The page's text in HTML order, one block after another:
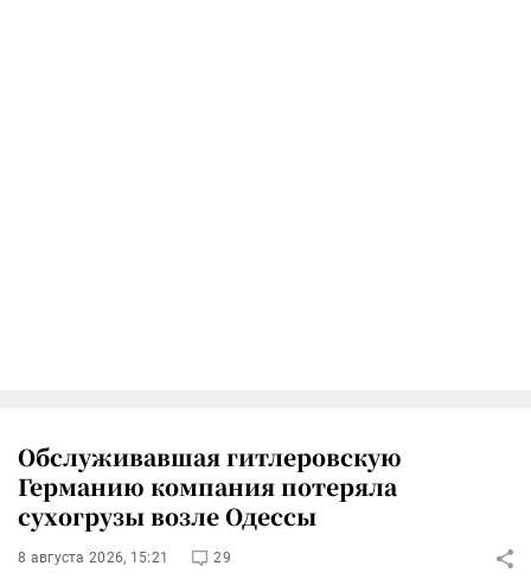
Обслуживавшая гитлеровскую
Германию компания потеряла
сухогрузы возле Одессы
8 августа 2026, 15:21 29